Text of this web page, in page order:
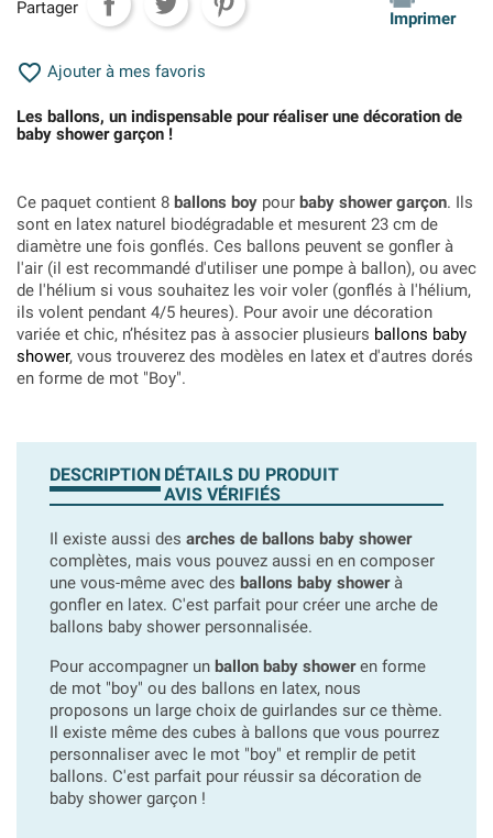
Partager
Imprimer
 Ajouter à mes favoris
Les ballons, un indispensable pour réaliser une décoration de
baby shower garçon !
Ce paquet contient 8 ballons boy pour baby shower garçon. Ils
sont en latex naturel biodégradable et mesurent 23 cm de
diamètre une fois gonflés. Ces ballons peuvent se gonfler à
l'air (il est recommandé d'utiliser une pompe à ballon), ou avec
de l'hélium si vous souhaitez les voir voler (gonflés à l'hélium,
ils volent pendant 4/5 heures). Pour avoir une décoration
variée et chic, n’hésitez pas à associer plusieurs ballons baby
shower, vous trouverez des modèles en latex et d'autres dorés
en forme de mot "Boy".
DESCRIPTION DÉTAILS DU PRODUIT
AVIS VÉRIFIÉS
Il existe aussi des arches de ballons baby shower
complètes, mais vous pouvez aussi en en composer
une vous-même avec des ballons baby showerà
gonfler en latex. C'est parfait pour créer une arche de
ballons baby shower personnalisée.
Pour accompagner un ballon baby showeren forme
de mot "boy" ou des ballons en latex, nous
proposons un large choix de guirlandes sur ce thème.
Il existe même des cubes à ballons que vous pourrez
personnaliser avec le mot "boy" et remplir de petit
ballons. C'est parfait pour réussir sa décoration de
baby shower garçon !